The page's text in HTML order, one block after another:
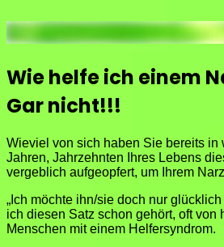
Wie helfe ich einem
Gar nicht!!!
Wieviel von sich haben Sie bereits in
Jahren, Jahrzehnten Ihres Lebens
vergeblich aufgeopfert, um Ihrem
„Ich möchte ihn/sie doch nur
ich diesen Satz schon gehört, oft von
Menschen mit einem Helfersyndrom.